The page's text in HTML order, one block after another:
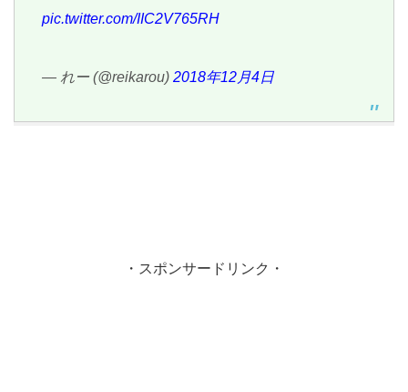
pic.twitter.com/IIC2V765RH
— れー (@reikarou) 2018年12月4日
・スポンサードリンク・